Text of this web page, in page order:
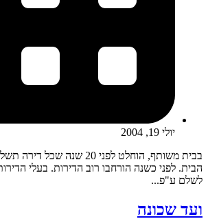
יולי 19, 2004
בבית משותף, הוחלט לפני 20 שנה
הבית. לפני כשנה הורחבו רוב הדירות. בעלי
לשלם ע"פ...
ועד שכונה